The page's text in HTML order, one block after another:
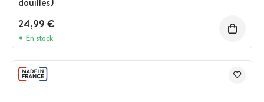
24,99 €
En stock